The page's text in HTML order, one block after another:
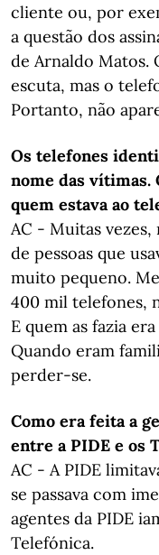
cliente ou, por
a questão dos
de Arnaldo Matos.
escuta, mas o
Portanto, não
Os telefones
nome das vítimas.
quem estava ao
AC - Muitas
de pessoas que
muito pequeno.
400 mil telefones,
E quem as fazia
Quando eram
perder-se.
Como era feita a
entre a PIDE e os
AC - A PIDE
se passava com
agentes da PIDE
Telefónica.